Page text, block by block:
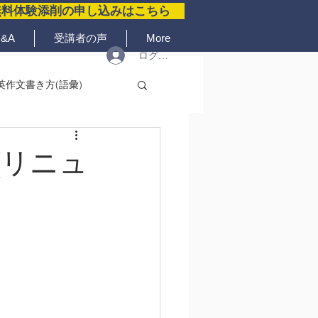
体験添削の申し込みはこちら
受講者の声 More
ログイン
作文書き方(語彙)
ニュ